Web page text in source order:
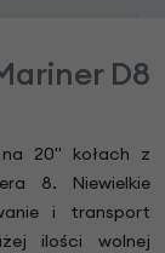
D8
na 20" kołach z
8. Niewielkie
i transport
ilości wolnej